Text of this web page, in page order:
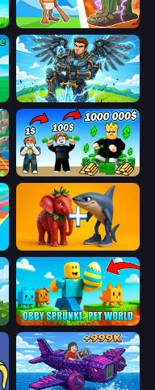
Brainrot Evolution
Obby: Pull a Sword
Obby Tycoon Build the City
Obby Sprunki: Pet World